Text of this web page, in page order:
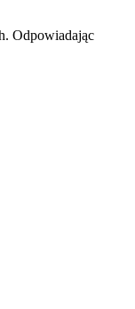
Odpowiadając